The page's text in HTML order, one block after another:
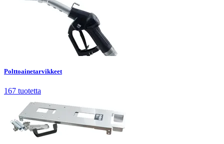
167 tuotetta
Polttoainetarvikkeet
167 tuotetta